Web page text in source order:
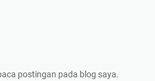
postingan pada blog saya.